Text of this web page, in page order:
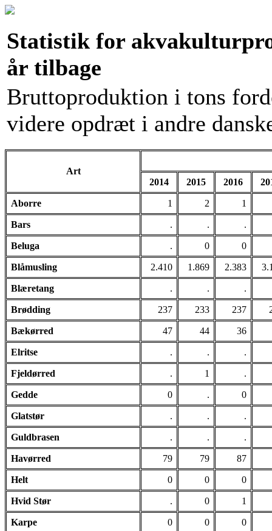
Statistik for
år tilbage
Bruttoproduktion i tons
videre opdræt i andre
Art
2014
2015 2016
Aborre 1 2 1
Bars . . .
Beluga . 0 0
Blåmusling 2.410 1.869 2.383
Blæretang . . .
Brødding 237 233 237
Bækørred 47 44 36
Elritse . . .
Fjeldørred . 1 .
Gedde 0 . 0
Glatstør . . .
Guldbrasen . . .
Havørred 79 79 87
Helt 0 0 0
Hvid Stør . 0 1
Karpe 0 0 0